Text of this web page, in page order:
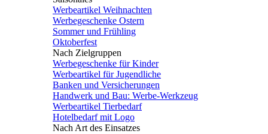
Werbeartikel Weihnachten
Werbegeschenke Ostern
Sommer und Frühling
Oktoberfest
Nach Zielgruppen
Werbegeschenke für Kinder
Werbeartikel für Jugendliche
Banken und Versicherungen
Handwerk und Bau: Werbe-Werkzeug
Werbeartikel Tierbedarf
Hotelbedarf mit Logo
Nach Art des Einsatzes